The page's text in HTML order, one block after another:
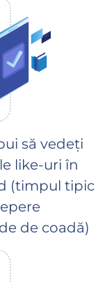
să vedeți
like-uri în
(timpul tipic
de coadă)